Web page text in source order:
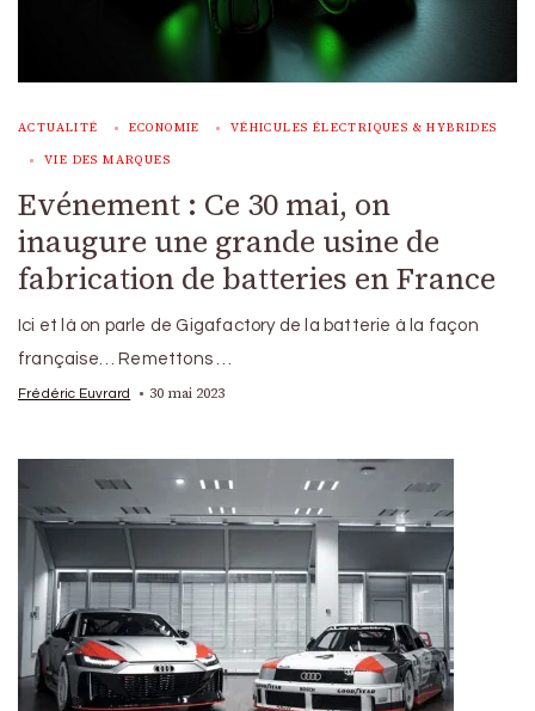
ACTUALITÉ ECONOMIE VÉHICULES ÉLECTRIQUES & HYBRIDES
VIE DES MARQUES
Evénement : Ce 30 mai, on
inaugure une grande usine de
fabrication de batteries en France
Ici et là on parle de Gigafactory de la batterie à la façon
française… Remettons …
Frédéric Euvrard 30 mai 2023